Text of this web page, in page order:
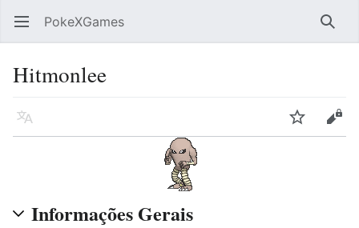
Abrir menu principal PokeXGames
Hitmonlee
Idioma Vigiar Editar
Informações Gerais